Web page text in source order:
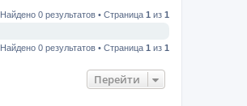
Найдено 0 результатов • Страница 1 из 1
Найдено 0 результатов • Страница 1 из 1
Перейти